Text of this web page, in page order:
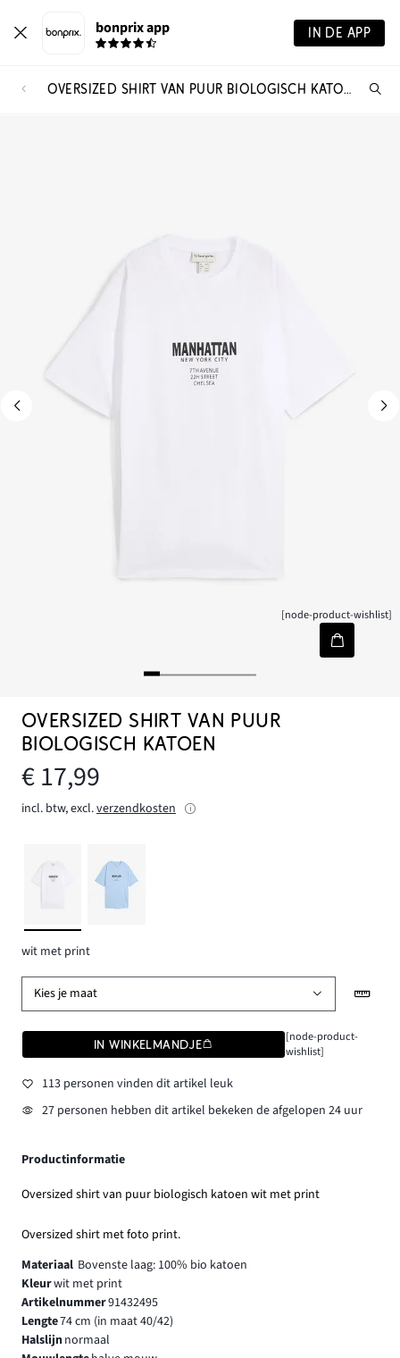
bonprix app IN DE APP
OVERSIZED SHIRT VAN PUUR BIOLOGISCH KATOEN
[node-product-wishlist]
OVERSIZED SHIRT VAN PUUR
BIOLOGISCH KATOEN
€ 17,99
incl. btw, excl.verzendkosten
wit met print
Kies je maat
IN WINKELMANDJE
[node-product-
wishlist]
113 personen vinden dit artikel leuk
27 personen hebben dit artikel bekeken de afgelopen 24 uur
Productinformatie
Oversized shirt van puur biologisch katoen wit met print
Oversized shirt met foto print.
Materiaal Bovenste laag: 100% bio katoen
Kleurwit met print
Artikelnummer91432495
Lengte74 cm (in maat 40/42)
Halslijnnormaal